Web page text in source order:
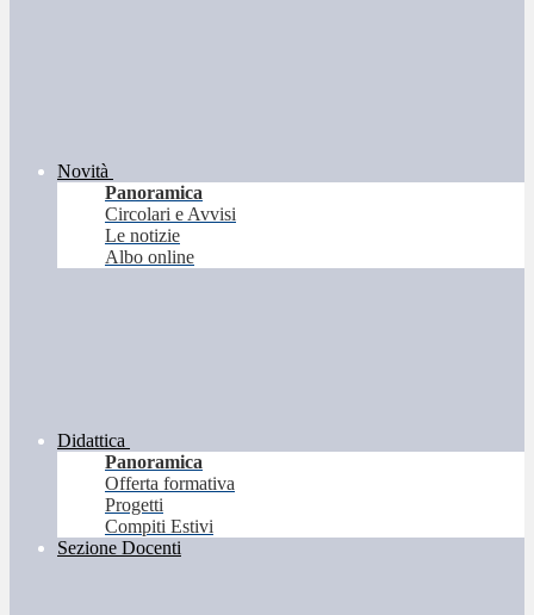
Novità
Panoramica
Circolari e Avvisi
Le notizie
Albo online
Didattica
Panoramica
Offerta formativa
Progetti
Compiti Estivi
Sezione Docenti